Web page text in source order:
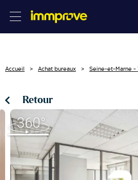
Accueil Achat bureaux Seine-et-Marne -
Retour